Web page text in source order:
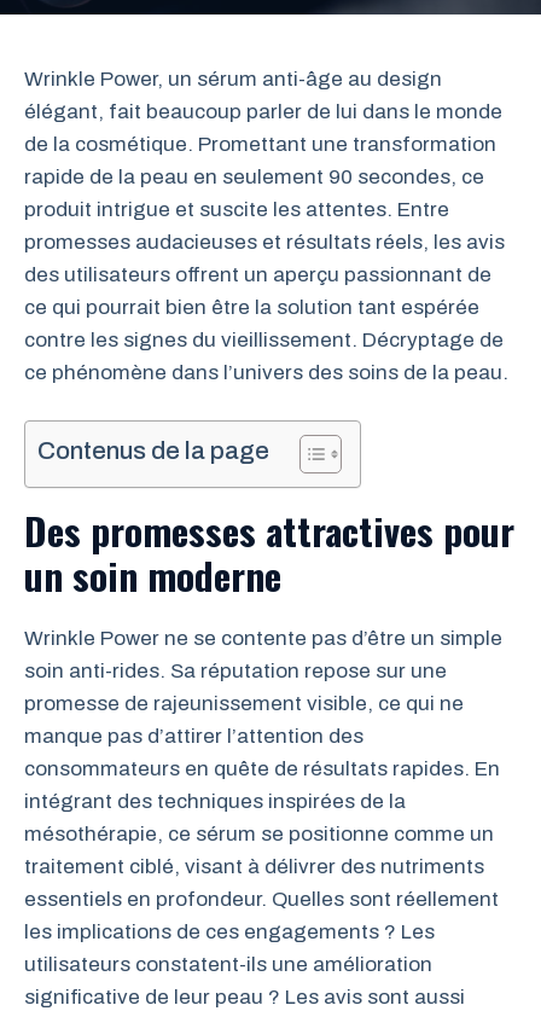
Wrinkle Power, un sérum anti-âge au design
élégant, fait beaucoup parler de lui dans le monde
de la cosmétique. Promettant une transformation
rapide de la peau en seulement 90 secondes, ce
produit intrigue et suscite les attentes. Entre
promesses audacieuses et résultats réels, les avis
des utilisateurs offrent un aperçu passionnant de
ce qui pourrait bien être la solution tant espérée
contre les signes du vieillissement. Décryptage de
ce phénomène dans l’univers des soins de la peau.
Contenus de la page
Des promesses attractives pour
un soin moderne
Wrinkle Power ne se contente pas d’être un simple
soin anti-rides. Sa réputation repose sur une
promesse de rajeunissement visible, ce qui ne
manque pas d’attirer l’attention des
consommateurs en quête de résultats rapides. En
intégrant des techniques inspirées de la
mésothérapie, ce sérum se positionne comme un
traitement ciblé, visant à délivrer des nutriments
essentiels en profondeur. Quelles sont réellement
les implications de ces engagements ? Les
utilisateurs constatent-ils une amélioration
significative de leur peau ? Les avis sont aussi